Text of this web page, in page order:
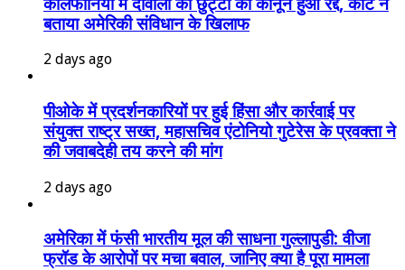
बताया अमेरिकी संविधान के खिलाफ
2 days ago
पीओके में प्रदर्शनकारियों पर हुई हिंसा और कार्रवाई पर
संयुक्त राष्ट्र सख्त, महासचिव एंटोनियो गुटेरेस के प्रवक्ता ने
की जवाबदेही तय करने की मांग
2 days ago
अमेरिका में फंसी भारतीय मूल की साधना गुल्लापुडी: वीजा
फ्रॉड के आरोपों पर मचा बवाल, जानिए क्या है पूरा मामला